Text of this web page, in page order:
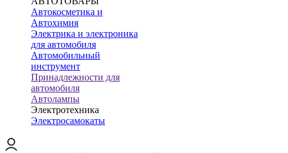
Автокосметика и
Автохимия
Электрика и электроника
для автомобиля
Автомобильный
инструмент
Принадлежности для
автомобиля
Автолампы
Электротехника
Электросамокаты